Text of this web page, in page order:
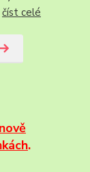
číst celé
.